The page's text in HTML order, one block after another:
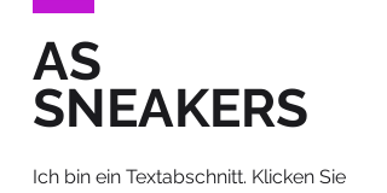
AS
SNEAKERS
Ich bin ein Textabschnitt. Klicken Sie